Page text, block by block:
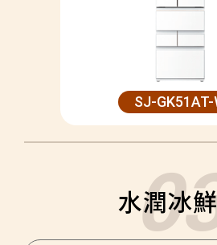
SJ-GK51AT-
水潤冰